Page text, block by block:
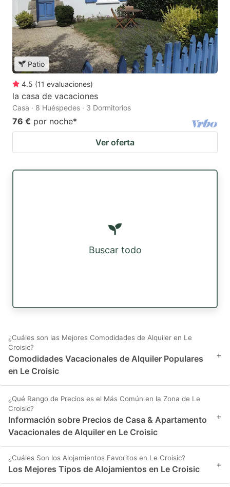
Patio
4.5 (11 evaluaciones)
la casa de vacaciones
Casa · 8 Huéspedes · 3 Dormitorios
76 € por noche*
Ver oferta
Buscar todo
¿Cuáles son las Mejores Comodidades de Alquiler en Le
Croisic?
Comodidades Vacacionales de Alquiler Populares
en Le Croisic
+
¿Qué Rango de Precios es el Más Común en la Zona de Le
Croisic?
Información sobre Precios de Casa & Apartamento
Vacacionales de Alquiler en Le Croisic
+
¿Cuáles Son los Alojamientos Favoritos en Le Croisic?
Los Mejores Tipos de Alojamientos en Le Croisic +